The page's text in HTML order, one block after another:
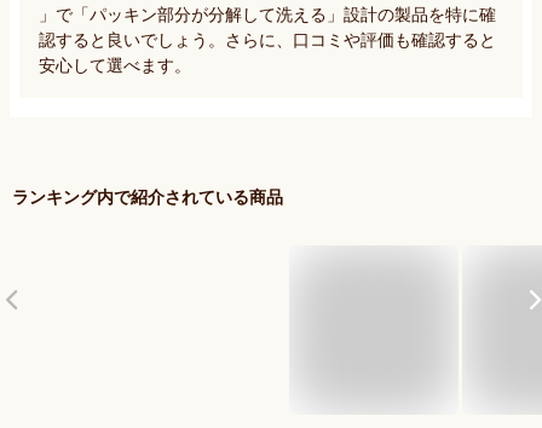
」で「パッキン部分が分解して洗える」設計の製品を特に確
認すると良いでしょう。さらに、口コミや評価も確認すると
安心して選べます。
ランキング内で紹介されている商品